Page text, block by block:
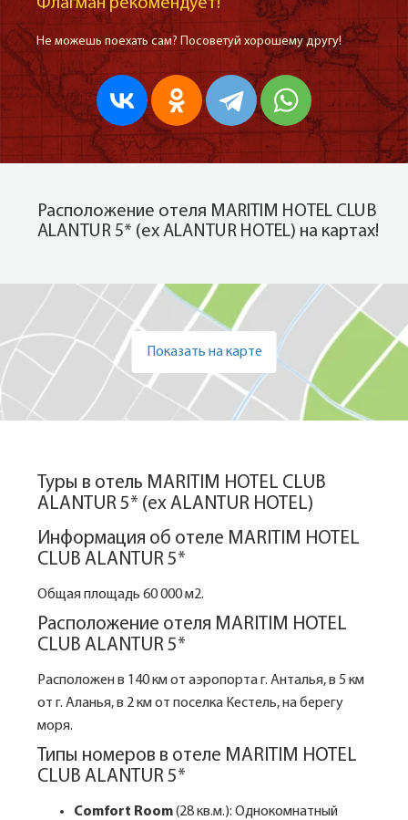
Флагман рекомендует!
Не можешь поехать сам? Посоветуй хорошему другу!
Расположение отеля MARITIM HOTEL CLUB
ALANTUR 5* (ех ALANTUR HOTEL) на картах!
Показать на карте
Туры в отель MARITIM HOTEL CLUB
ALANTUR 5* (ех ALANTUR HOTEL)
Информация об отеле MARITIM HOTEL
CLUB ALANTUR 5*
Общая площадь 60 000 м2.
Расположение отеля MARITIM HOTEL
CLUB ALANTUR 5*
Расположен в 140 км от аэропорта г. Анталья, в 5 км
от г. Аланья, в 2 км от поселка Кестель, на берегу
моря.
Типы номеров в отеле MARITIM HOTEL
CLUB ALANTUR 5*
Comfort Room(28 кв.м.): Однокомнатный